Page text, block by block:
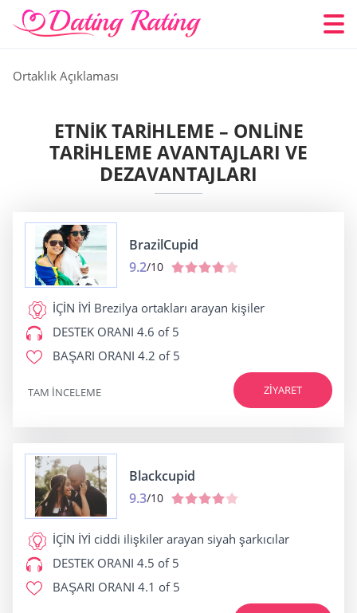
Ortaklık Açıklaması
ETNIK TARIHLEME – ONLINE
TARIHLEME AVANTAJLARI VE
DEZAVANTAJLARI
BrazilCupid
9.2/10
İÇİN İYİ Brezilya ortakları arayan kişiler
DESTEK ORANI 4.6 of 5
BAŞARI ORANI 4.2 of 5
ZIYARET
TAM INCELEME
Blackcupid
9.3/10
İÇİN İYİ ciddi ilişkiler arayan siyah şarkıcılar
DESTEK ORANI 4.5 of 5
BAŞARI ORANI 4.1 of 5